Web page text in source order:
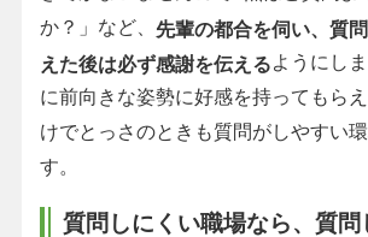
か？」など、 先輩の都合を伺い、質
えた後は必ず感謝を伝えるようにし
に前向きな姿勢に好感を持ってもら
けでとっさのときも質問がしやすい
す。
質問しにくい職場なら、質問